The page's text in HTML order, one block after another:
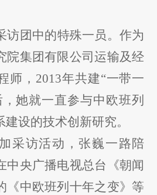
访团中的特殊一员。作为
院集团有限公司运输及经
师， 2013年共建“一带一
她就一直参与中欧班列
设的技术创新研究。
采访活动，张巍一路陪
中央广播电视总台《朝闻
《中欧班列十年之变》等